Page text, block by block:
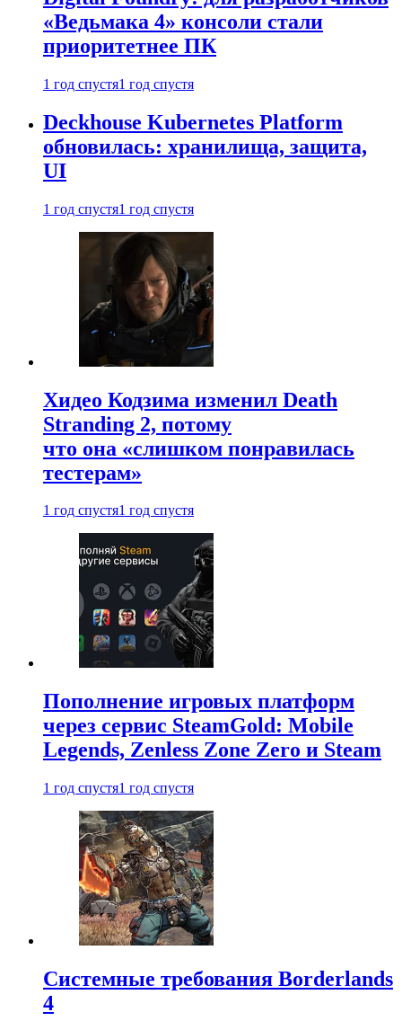
«Ведьмака 4» консоли стали
приоритетнее ПК
1 год спустя1 год спустя
Deckhouse Kubernetes Platform
обновилась: хранилища, защита,
UI
1 год спустя1 год спустя
Хидео Кодзима изменил Death
Stranding 2, потому
что она «слишком понравилась
тестерам»
1 год спустя1 год спустя
Пополнение игровых платформ
через сервис SteamGold: Mobile
Legends, Zenless Zone Zero и Steam
1 год спустя1 год спустя
Системные требования Borderlands
4